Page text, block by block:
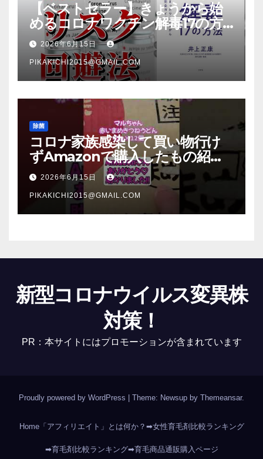
【ベストセラー】きょうから始
めるコロナワクチン解毒17の方
法【本要約】
2026年6月15日
PIKAKICHI2015@GMAIL.COM
除菌
コロナ家族感染して買い物行け
ずAmazonで購入したもの紹
介 #Shorts
2026年6月15日
PIKAKICHI2015@GMAIL.COM
新型コロナウイルス変異株
対策！
PR：本サイトにはプロモーションが含まれています
Proudly powered by WordPress Theme: Newsup by Themeansar.
Home「アフィリエイト」とは何か？ ➡女性育毛剤比較ランキング
➡育毛剤比較ランキング➡育毛商品通販購入ページ